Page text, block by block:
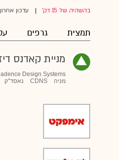
בהשהיה של 15 דק' עדכון אחרון
תמצית גרפים
מניית קאדנס
Design Systems
מניה
CDNS נאסד"ק